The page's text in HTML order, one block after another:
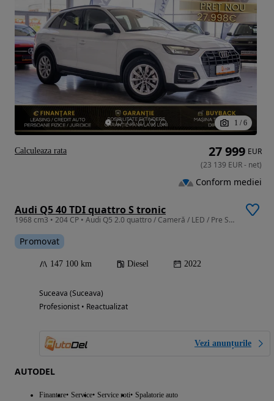
1 / 6
Audi Q5 40 TDI quattro S tronic
1968 cm3 • 204 CP • Audi Q5 2.0 quattro / Cameră / LED / Pre Sense / Keyless
Promovat
147 100 km Diesel 2022
Suceava (Suceava)
Profesionist • Reactualizat
Vezi anunțurile
AUTODEL
Finantare Service Service roti Spalatorie auto
27 999 EUR
(23 139 EUR- net)
Conform mediei
Calculeaza rata